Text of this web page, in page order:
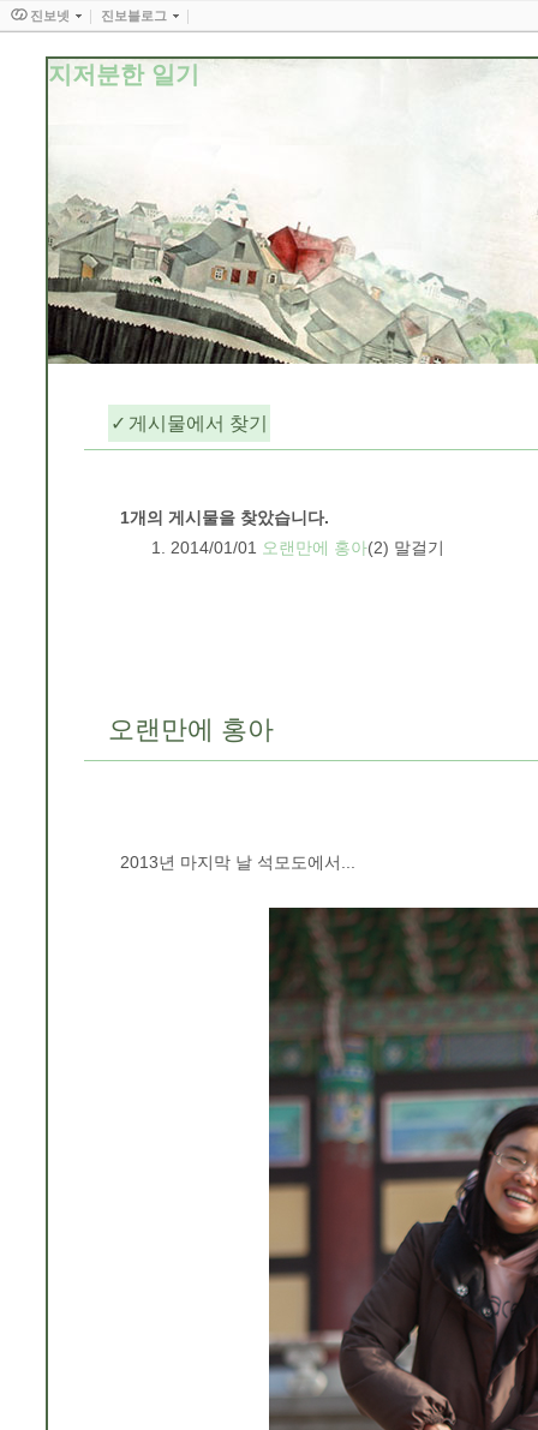
지저분한 일기
게시물에서 찾기
1개의 게시물을 찾았습니다.
2014/01/01 오랜만에 홍아(2) 말걸기
오랜만에 홍아
2013년 마지막 날 석모도에서...
진보넷 진보블로그